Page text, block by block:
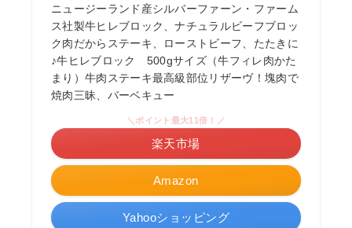
ニュージーランド産シルバーファーン・ファーム
ス社製牛ヒレブロック、ナチュラルビーフブロッ
ク肉だからステーキ、ローストビーフ、たたきに
♪牛ヒレブロック 500gサイズ（牛フィレ肉かた
まり）牛肉ステーキ最高級部位リザーヴ！塊肉で
焼肉三昧、バーベキュー
Amazon
＼ポイント最大11倍！／
楽天市場
Yahooショッピング